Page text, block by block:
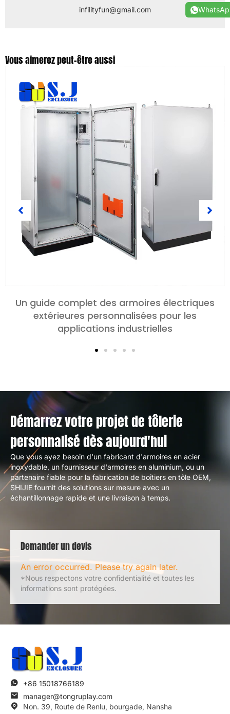
infilityfun@gmail.com
Vous aimerez peut-être aussi
Un guide complet des armoires électriques
extérieures personnalisées pour les
applications industrielles
Démarrez votre projet de tôlerie
personnalisé dès aujourd'hui
Que vous ayez besoin d'un fabricant d'armoires en acier
inoxydable, un fournisseur d'armoires en aluminium, ou un
partenaire fiable pour la fabrication de boîtiers en tôle OEM,
SHIJIE fournit des solutions sur mesure avec un
échantillonnage rapide et une livraison à temps.
Demander un devis
Une erreur s'est produite. Veuillez réessayer
plus tard.
*Nous respectons votre confidentialité et toutes les
+86 15018766189
manager@tongruplay.com